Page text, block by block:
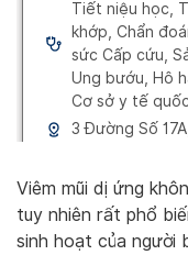
Viêm mũi dị ứng
tuy nhiên rất phổ
sinh hoạt của người